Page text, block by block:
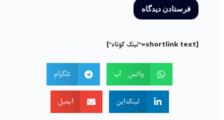
[shortlink text="لینک کوتاه"]
واتس آپ تلگرام
لینکداین ایمیل